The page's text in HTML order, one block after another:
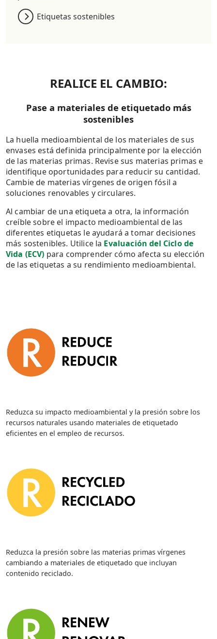
Etiquetas sostenibles
REALICE EL CAMBIO:
Pase a materiales de etiquetado más
sostenibles
La huella medioambiental de los materiales de sus
envases está definida principalmente por la elección
de las materias primas. Revise sus materias primas e
identifique oportunidades para reducir su cantidad.
Cambie de materias vírgenes de origen fósil a
soluciones renovables y circulares.
Al cambiar de una etiqueta a otra, la información
creíble sobre el impacto medioambiental de las
diferentes etiquetas le ayudará a tomar decisiones
más sostenibles. Utilice la Evaluación del Ciclo de
Vida (ECV) para comprender cómo afecta su elección
de las etiquetas a su rendimiento medioambiental.
Reduzca su impacto medioambiental y la presión sobre los
recursos naturales usando materiales de etiquetado
eficientes en el empleo de recursos.
Reduzca la presión sobre las materias primas vírgenes
cambiando a materiales de etiquetado que incluyan
contenido reciclado.